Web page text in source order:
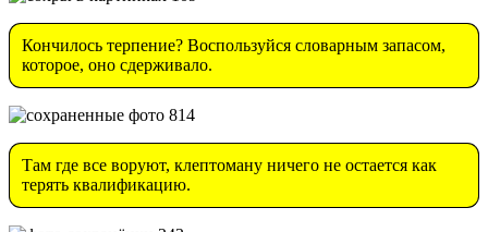
Кончилось терпение? Воспользуйся словарным запасом,
которое, оно сдерживало.
Там где все воруют, клептоману ничего не остается как
терять квалификацию.